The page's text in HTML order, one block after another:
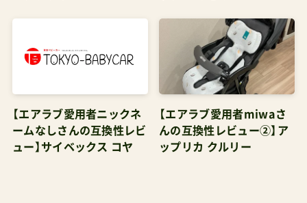
【エアラブ愛用者ニックネ
ームなしさんの互換性レビ
ュー】サイベックス コヤ
【エアラブ愛用者miwaさ
んの互換性レビュー②】ア
ップリカ クルリー